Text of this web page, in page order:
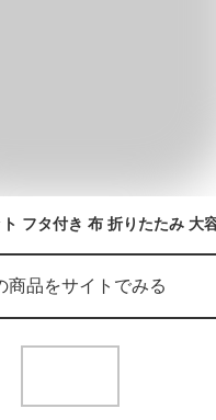
商品をサイトでみる